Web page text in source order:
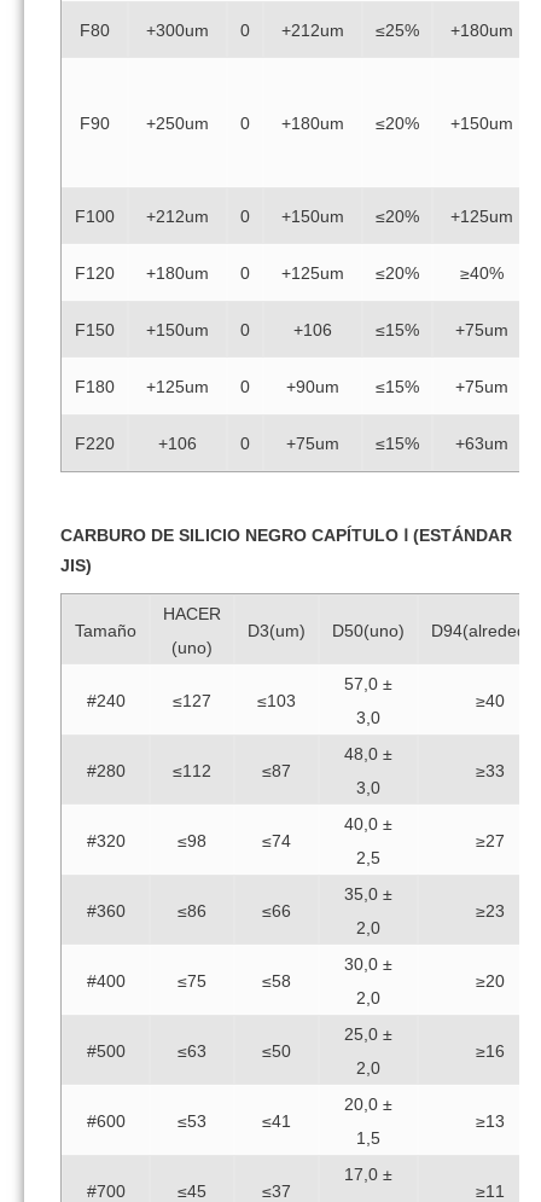
F80 +300um 0 +212um ≤25% +180um
F90 +250um 0 +180um ≤20% +150um
F100 +212um 0 +150um ≤20% +125um
F120 +180um 0 +125um ≤20% ≥40%
F150 +150um 0 +106 ≤15% +75um
F180 +125um 0 +90um ≤15% +75um
F220 +106 0 +75um ≤15% +63um
CARBURO DE SILICIO NEGRO CAPÍTULO Ⅰ (ESTÁNDAR
JIS)
Tamaño
HACER
(uno)
D3(um) D50(uno)
#240 ≤127 ≤103
57,0 ±
3,0
≥40
#280 ≤112 ≤87
48,0 ±
3,0
≥33
#320 ≤98 ≤74
40,0 ±
2,5
≥27
#360 ≤86 ≤66
35,0 ±
2,0
≥23
#400 ≤75 ≤58
30,0 ±
2,0
≥20
#500 ≤63 ≤50
25,0 ±
2,0
≥16
#600 ≤53 ≤41
20,0 ±
1,5
≥13
#700 ≤45 ≤37
17,0 ±
≥11